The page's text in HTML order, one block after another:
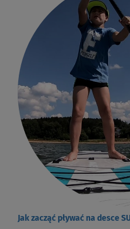
Jak zacząć pływać na desce